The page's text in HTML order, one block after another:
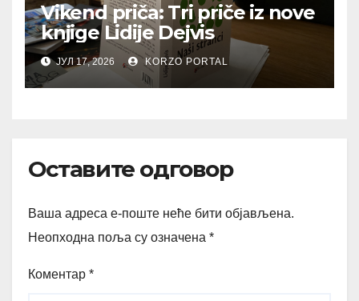
Vikend priča: Tri priče iz nove
knjige Lidije Dejvis
ЈУЛ 17, 2026 KORZO PORTAL
Оставите одговор
Ваша адреса е-поште неће бити објављена.
Неопходна поља су означена *
Коментар *